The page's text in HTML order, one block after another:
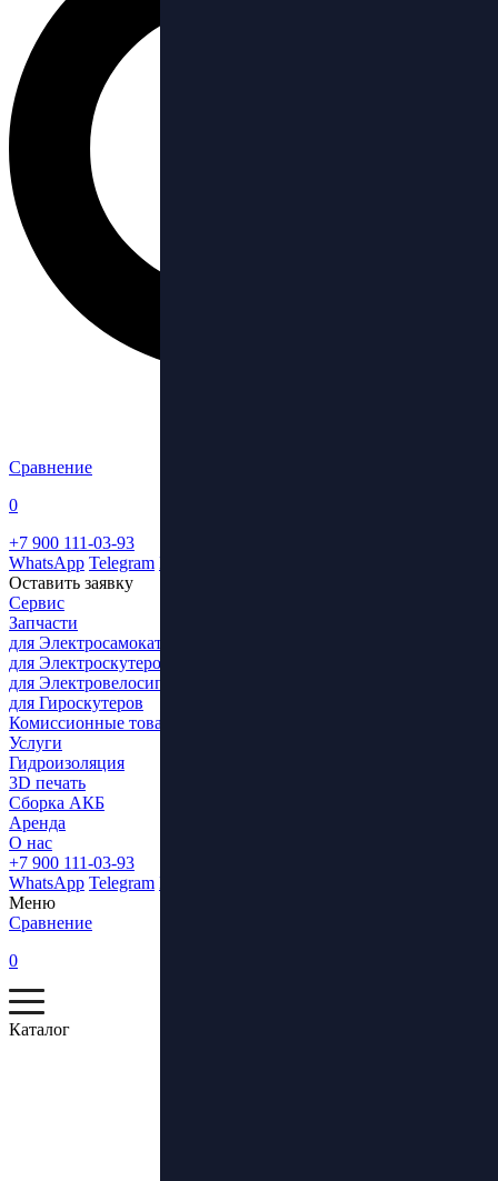
Сравнение
0
+7 900 111-03-93
WhatsApp Telegram ВКонтакте
Оставить заявку
Сервис
Запчасти
для Электросамокатов
для Электроскутеров
для Электровелосипедов
для Гироскутеров
Комиссионные товары
Услуги
Гидроизоляция
3D печать
Сборка АКБ
Аренда
О нас
+7 900 111-03-93
WhatsApp Telegram ВКонтакте
Меню
Сравнение
0
Каталог